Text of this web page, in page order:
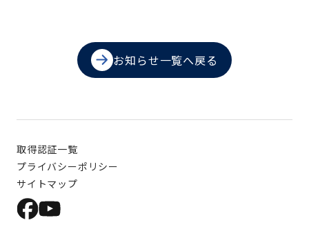
お知らせ一覧へ戻る
取得認証一覧
プライバシーポリシー
サイトマップ